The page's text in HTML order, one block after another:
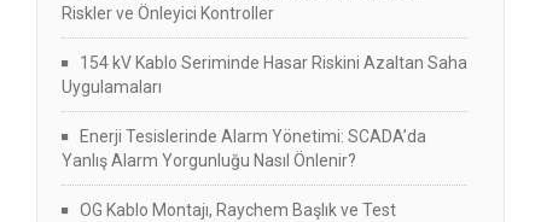
Riskler ve Önleyici Kontroller
154 kV Kablo Seriminde Hasar Riskini Azaltan Saha
Uygulamaları
Enerji Tesislerinde Alarm Yönetimi: SCADA’da
Yanlış Alarm Yorgunluğu Nasıl Önlenir?
OG Kablo Montajı, Raychem Başlık ve Test